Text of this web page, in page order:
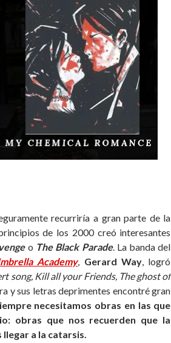
recurriría a gran parte de la
de los 2000 creó interesantes
o The Black Parade. La banda del
Academy, Gerard Way, logró
song, Kill all your Friends, The ghost of
y sus letras deprimentes encontré gran
necesitamos obras en las que
obras que nos recuerden que la
llegar a la catarsis.